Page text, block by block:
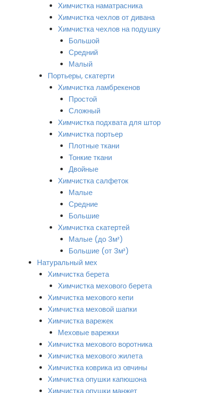
Химчистка наматрасника
Химчистка чехлов от дивана
Химчистка чехлов на подушку
Большой
Средний
Малый
Портьеры, скатерти
Химчистка ламбрекенов
Простой
Сложный
Химчистка подхвата для штор
Химчистка портьер
Плотные ткани
Тонкие ткани
Двойные
Химчистка салфеток
Малые
Средние
Большие
Химчистка скатертей
Малые (до 3м²)
Большие (от 3м²)
Натуральный мех
Химчистка берета
Химчистка мехового берета
Химчистка мехового кепи
Химчистка меховой шапки
Химчистка варежек
Меховые варежки
Химчистка мехового воротника
Химчистка мехового жилета
Химчистка коврика из овчины
Химчистка опушки капюшона